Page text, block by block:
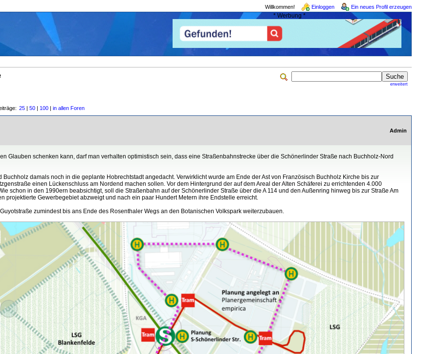
Willkommen! Einloggen Ein neues Profil erzeugen
* Werbung *
erweitert
25 | 50 | 100 | in allen Foren
Admin
Glauben schenken kann, darf man verhalten optimistisch sein, dass eine Straßenbahnstrecke über die Schönerlinder Straße nach Buchholz-Nord
damals noch in die geplante Hobrechtstadt angedacht. Verwirklicht wurde am Ende der Ast von Französisch Buchholz Kirche bis zur
einen Lückenschluss am Nordend machen sollen. Vor dem Hintergrund der auf dem Areal der Alten Schäferei zu errichtenden 4.000
schon in den 1990ern beabsichtigt, soll die Straßenbahn auf der Schönerlinder Straße über die A 114 und den Außenring hinweg bis zur Straße Am
projektierte Gewerbegebiet abzweigt und nach ein paar Hundert Metern ihre Endstelle erreicht.
zumindest bis ans Ende des Rosenthaler Wegs an den Botanischen Volkspark weiterzubauen.